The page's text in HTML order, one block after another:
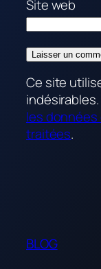
Site web
Ce site
indésirables.
les
traitées.
BLOG